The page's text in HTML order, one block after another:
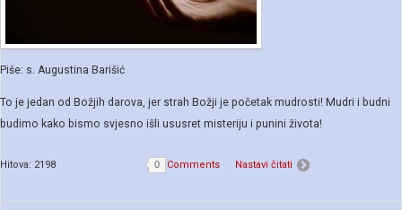
Piše: s. Augustina Barišić
To je jedan od Božjih darova, jer strah Božji je početak mudrosti! Mudri i budni
budimo kako bismo svjesno išli ususret misteriju i punini života!
Comments Nastavi čitati
Hitova: 2198 0